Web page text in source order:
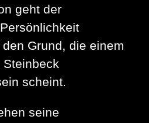
geht der
Grund, die einem
scheint.
seine